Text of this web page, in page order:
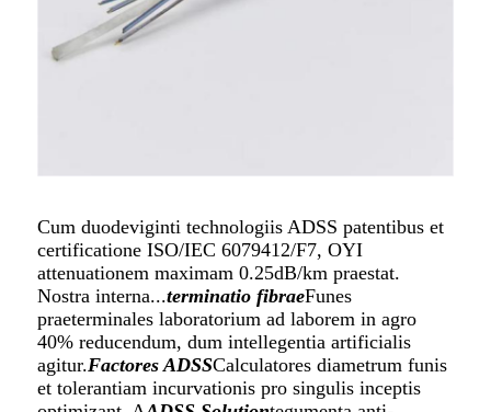
Cum duodeviginti technologiis ADSS patentibus et
certificatione ISO/IEC 6079412/F7, OYI
attenuationem maximam 0.25dB/km praestat.
Nostra interna...terminatio fibraeFunes
praeterminales laboratorium ad laborem in agro
40% reducendum, dum intellegentia artificialis
agitur.Factores ADSSCalculatores diametrum funis
et tolerantiam incurvationis pro singulis inceptis